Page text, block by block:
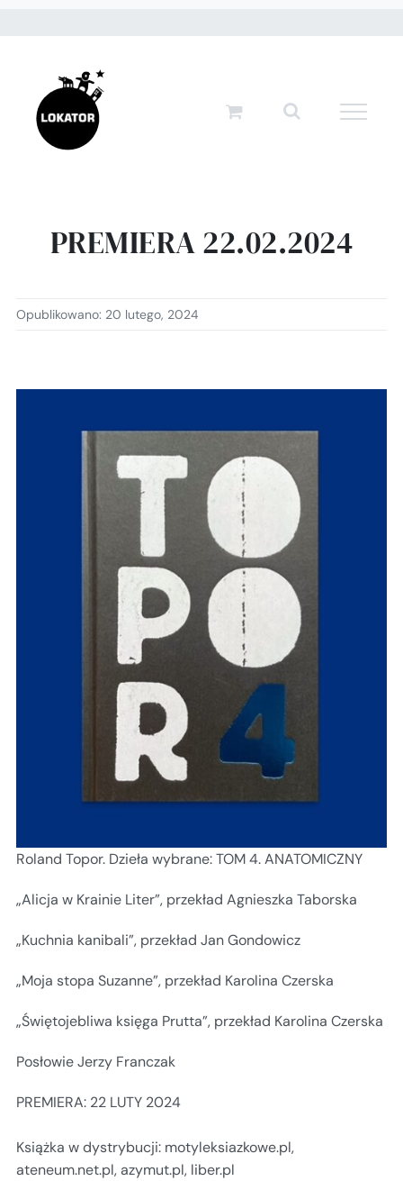
zawartości
PREMIERA 22.02.2024
Opublikowano: 20 lutego, 2024
Roland Topor. Dzieła wybrane: TOM 4. ANATOMICZNY
„Alicja w Krainie Liter”, przekład Agnieszka Taborska
„Kuchnia kanibali”, przekład Jan Gondowicz
„Moja stopa Suzanne”, przekład Karolina Czerska
„Świętojebliwa księga Prutta”, przekład Karolina Czerska
Posłowie Jerzy Franczak
PREMIERA: 22 LUTY 2024
Książka w dystrybucji: motyleksiazkowe.pl,
ateneum.net.pl, azymut.pl, liber.pl